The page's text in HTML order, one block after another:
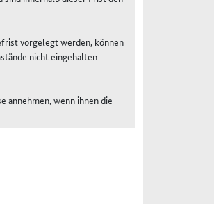
vorgelegt werden, können
nicht eingehalten
annehmen, wenn ihnen die